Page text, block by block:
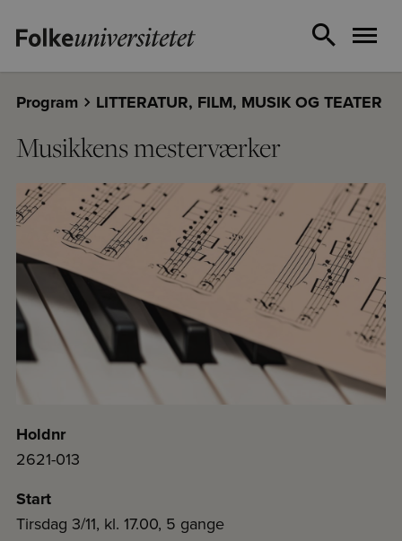
Program LITTERATUR, FILM, MUSIK OG TEATER
Musikkens mesterværker
Holdnr
2621-013
Start
Tirsdag 3/11, kl. 17.00, 5 gange